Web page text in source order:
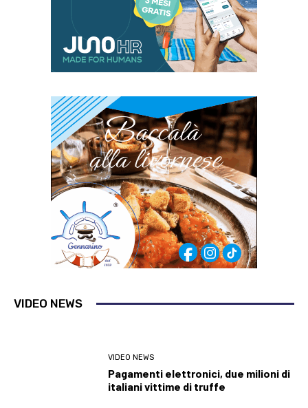
VIDEO NEWS
VIDEO NEWS
Pagamenti elettronici, due milioni di
italiani vittime di truffe